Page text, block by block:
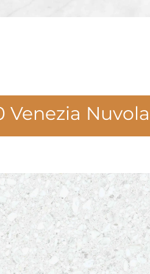
Venezia Nuvola